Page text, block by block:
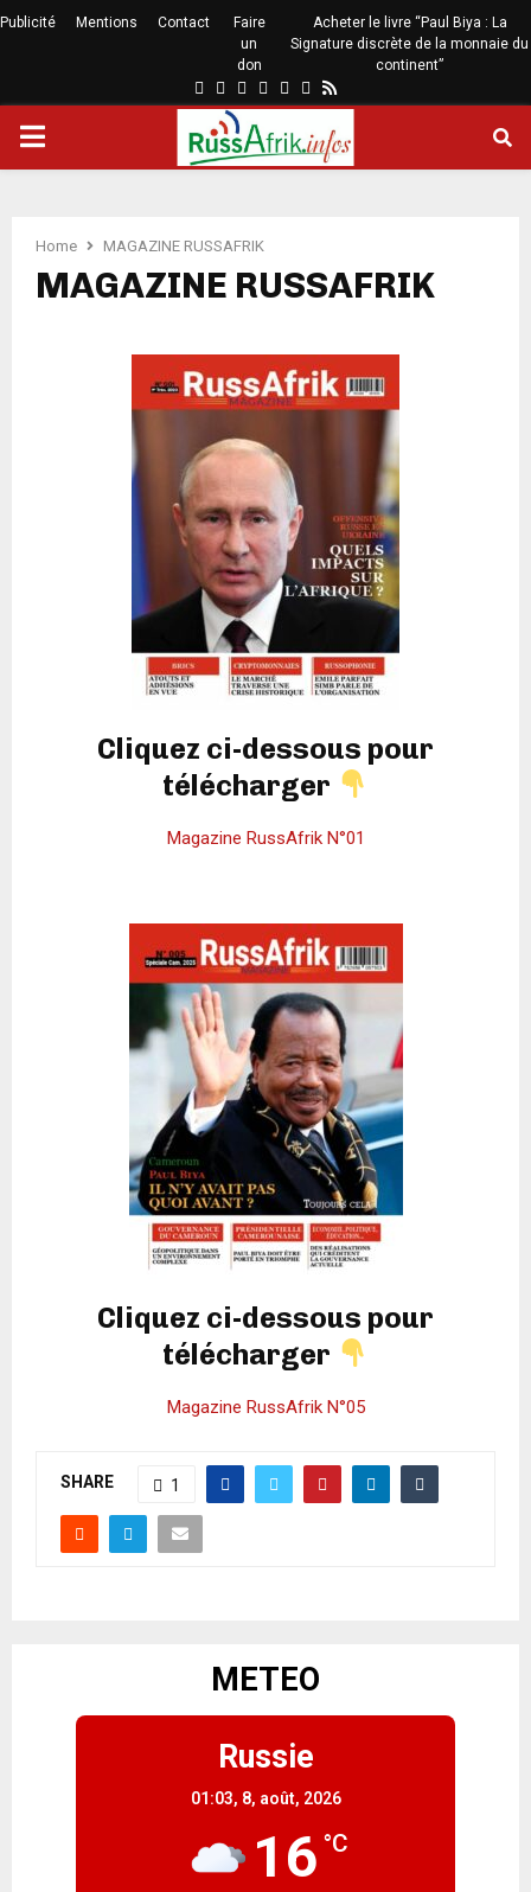
Publicité Mentions Contact
Faire
un
don
Acheter le livre “Paul Biya : La
Signature discrète de la monnaie du
continent”
Home MAGAZINE RUSSAFRIK
MAGAZINE RUSSAFRIK
Cliquez ci-dessous pour
télécharger
Magazine RussAfrik N°01
Cliquez ci-dessous pour
télécharger
Magazine RussAfrik N°05
SHARE 1
METEO
Russie
01:03, 8, août, 2026
16 °C